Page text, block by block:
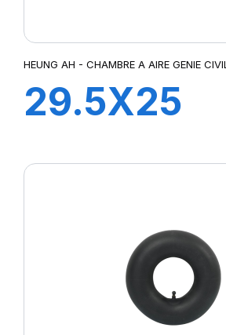
HEUNG AH - CHAMBRE A AIRE GENIE CIVIL
29.5X25